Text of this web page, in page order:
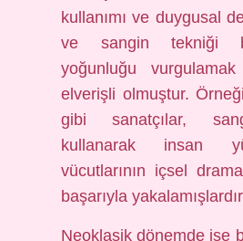
kullanımı ve duygusal
ve sangin tekniği
yoğunluğu
elverişli olmuştur.
gibi sanatçılar,
kullanarak insan
vücutlarının içsel
başarıyla
Neoklasik dönemde ise